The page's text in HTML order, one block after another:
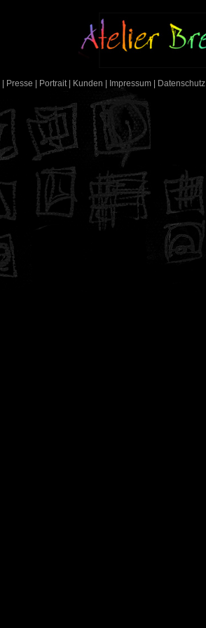
Presse Portrait| Kunden Impressum Datenschutz